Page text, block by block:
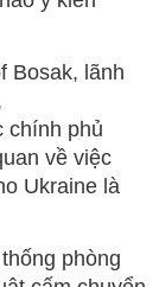
Bosak, lãnh
chính phủ
về việc
Ukraine là
phòng